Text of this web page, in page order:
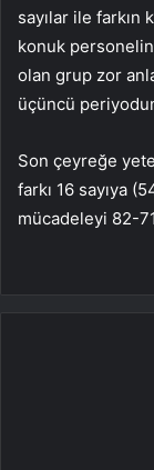
sayılar ile farkın
konuk personelin
olan grup zor
üçüncü
Son çeyreğe
farkı 16 sayıya
mücadeleyi 82-